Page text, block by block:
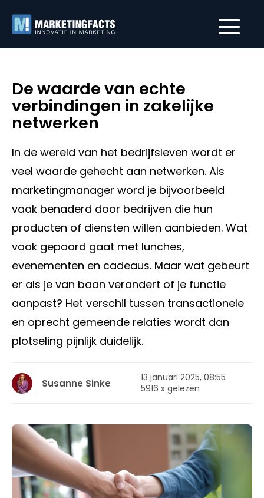
De waarde van echte
verbindingen in zakelijke
netwerken
In de wereld van het bedrijfsleven wordt er
veel waarde gehecht aan netwerken. Als
marketingmanager word je bijvoorbeeld
vaak benaderd door bedrijven die hun
producten of diensten willen aanbieden. Wat
vaak gepaard gaat met lunches,
evenementen en cadeaus. Maar wat gebeurt
er als je van baan verandert of je functie
aanpast? Het verschil tussen transactionele
en oprecht gemeende relaties wordt dan
plotseling pijnlijk duidelijk.
Susanne Sinke
13 januari 2025, 08:55
5916 x gelezen